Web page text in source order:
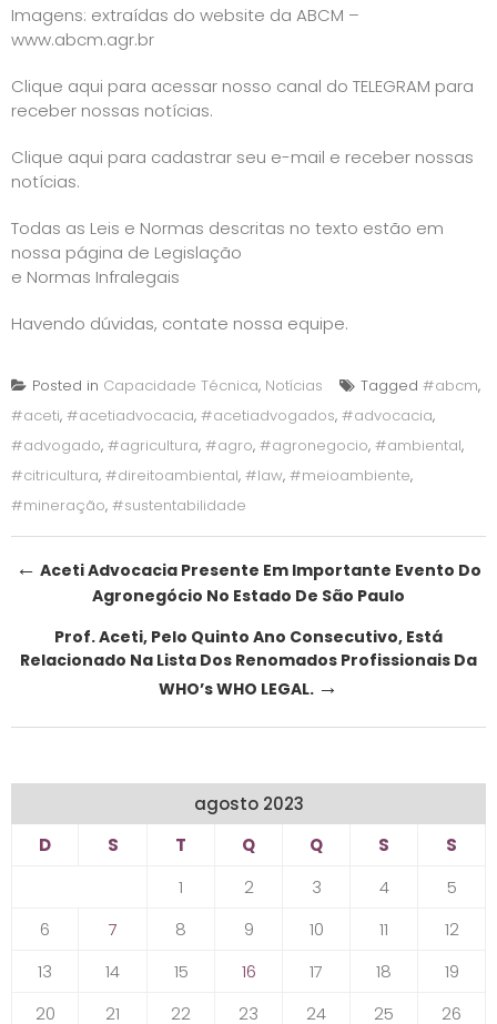
Imagens: extraídas do website da ABCM –
www.abcm.agr.br
Clique aqui para acessar nosso canal do TELEGRAM para
receber nossas notícias.
Clique aqui para cadastrar seu e-mail e receber nossas
notícias.
Todas as Leis e Normas descritas no texto estão em
nossa página de Legislação
e Normas Infralegais
Havendo dúvidas, contate nossa equipe.
Posted in Capacidade Técnica, Notícias Tagged #abcm,
#aceti, #acetiadvocacia, #acetiadvogados, #advocacia,
#advogado, #agricultura, #agro, #agronegocio, #ambiental,
#citricultura, #direitoambiental, #law, #meioambiente,
#mineração, #sustentabilidade
Post
navigation
← Aceti Advocacia Presente Em Importante Evento Do
Agronegócio No Estado De São Paulo
Prof. Aceti, Pelo Quinto Ano Consecutivo, Está
Relacionado Na Lista Dos Renomados Profissionais Da
WHO’s WHO LEGAL. →
agosto 2023
D
S T Q Q S
S
1
2 3 4
5
6
7 8 9 10 11
12
13
14 15 16 17 18
19
20
21 22 23 24 25 26